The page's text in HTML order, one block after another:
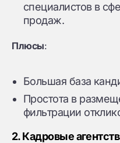
специалистов в
продаж.
Плюсы:
Большая база
Простота в
фильтрации
2. Кадровые